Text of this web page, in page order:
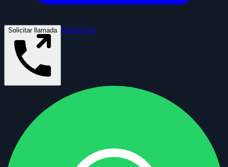
Solicitar llamada WhatsApp